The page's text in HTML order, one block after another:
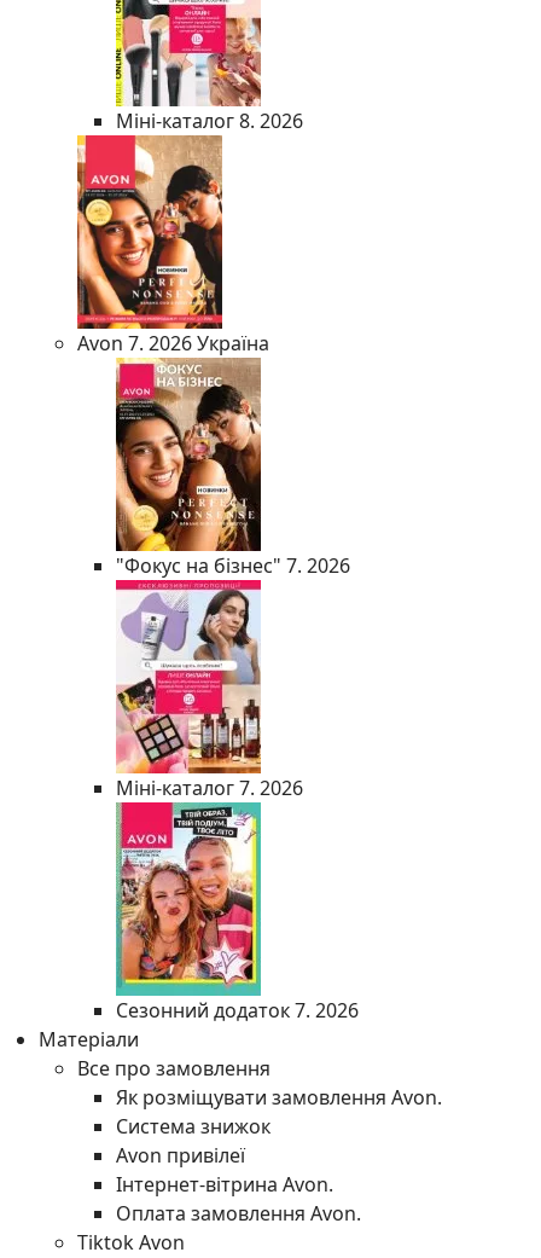
Міні-каталог 8. 2026
Avon 7. 2026 Україна
"Фокус на бізнес" 7. 2026
Міні-каталог 7. 2026
Сезонний додаток 7. 2026
Матеріали
Все про замовлення
Як розміщувати замовлення Avon.
Система знижок
Avon привілеї
Інтернет-вітрина Avon.
Оплата замовлення Avon.
Tiktok Avon